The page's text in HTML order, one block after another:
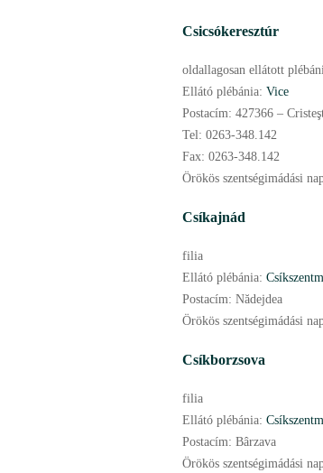
Csicsókeresztúr
oldallagosan ellátott
Ellátó plébánia: Vice
Postacím: 427366 –
Tel: 0263-348.142
Fax: 0263-348.142
Örökös szentségimádási
Csíkajnád
filia
Ellátó plébánia:
Postacím: Nădejdea
Örökös szentségimádási
Csíkborzsova
filia
Ellátó plébánia:
Postacím: Bârzava
Örökös szentségimádási